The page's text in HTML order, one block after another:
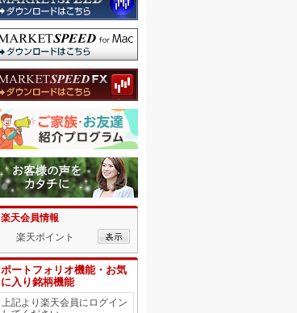
楽天会員情報
楽天ポイント
ポートフォリオ機能・お気
に入り銘柄機能
上記より楽天会員にログイン